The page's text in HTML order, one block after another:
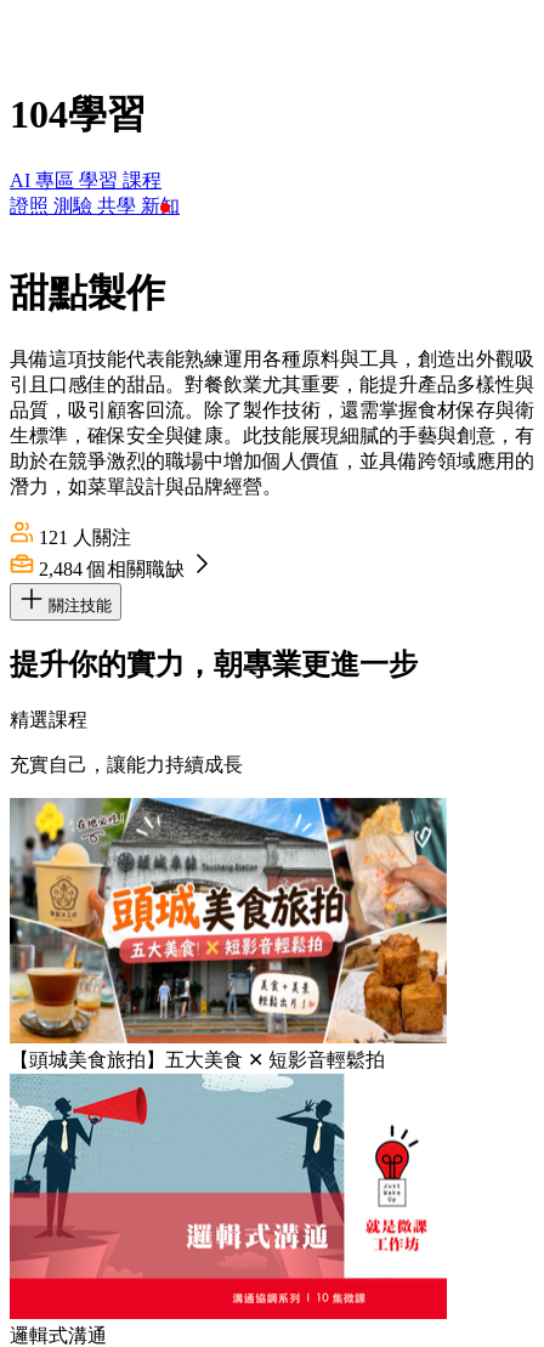
104學習
AI 專區 學習 課程
證照 測驗 共學 新知
甜點製作
具備這項技能代表能熟練運用各種原料與工具，創造出外觀吸
引且口感佳的甜品。對餐飲業尤其重要，能提升產品多樣性與
品質，吸引顧客回流。除了製作技術，還需掌握食材保存與衛
生標準，確保安全與健康。此技能展現細膩的手藝與創意，有
助於在競爭激烈的職場中增加個人價值，並具備跨領域應用的
潛力，如菜單設計與品牌經營。
121 人關注
2,484 個相關職缺
關注技能
提升你的實力，朝專業更進一步
精選課程
充實自己，讓能力持續成長
【頭城美食旅拍】五大美食 ✕ 短影音輕鬆拍
邏輯式溝通